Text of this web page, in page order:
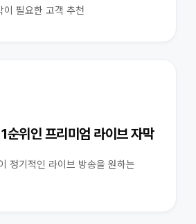
이 필요한 고객 추천
순위인 프리미엄 라이브 자막
정기적인 라이브 방송을 원하는